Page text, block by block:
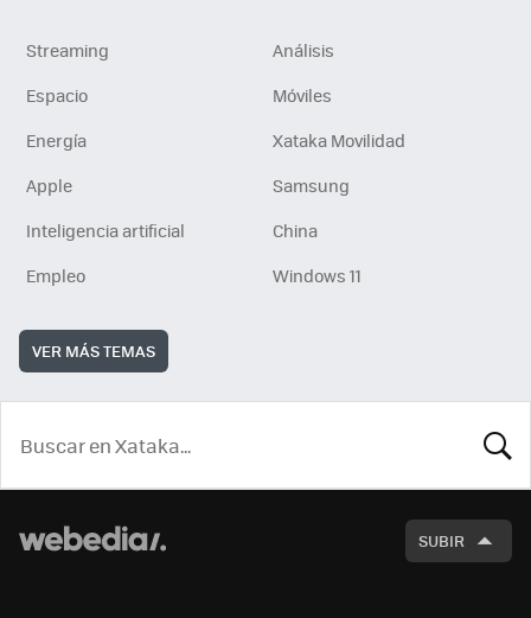
Streaming
Análisis
Espacio
Móviles
Energía
Xataka Movilidad
Apple
Samsung
Inteligencia artificial
China
Empleo
Windows 11
VER MÁS TEMAS
SUBIR